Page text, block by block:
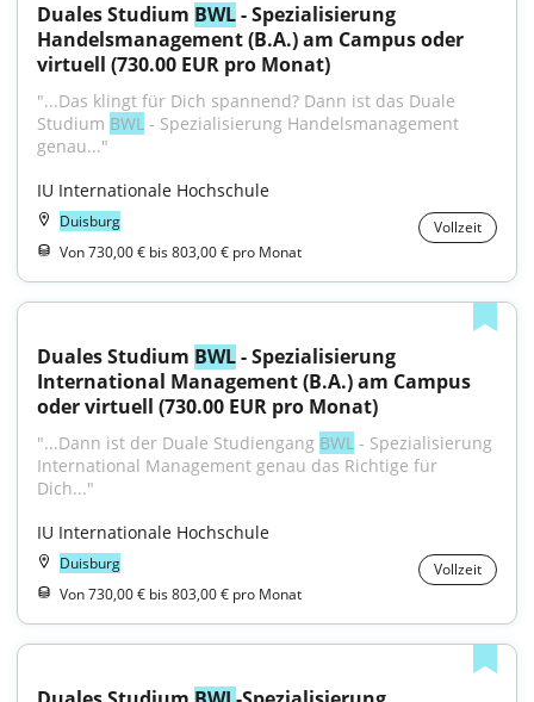
Duales Studium BWL - Spezialisierung
Handelsmanagement (B.A.) am Campus oder
virtuell (730.00 EUR pro Monat)
"...Das klingt für Dich spannend? Dann ist das Duale
Studium BWL - Spezialisierung Handelsmanagement
genau..."
IU Internationale Hochschule
Duisburg
Vollzeit
Von 730,00 € bis 803,00 € pro Monat
Duales Studium BWL - Spezialisierung
International Management (B.A.) am Campus
oder virtuell (730.00 EUR pro Monat)
"...Dann ist der Duale Studiengang BWL - Spezialisierung
International Management genau das Richtige für
Dich..."
IU Internationale Hochschule
Duisburg
Vollzeit
Von 730,00 € bis 803,00 € pro Monat